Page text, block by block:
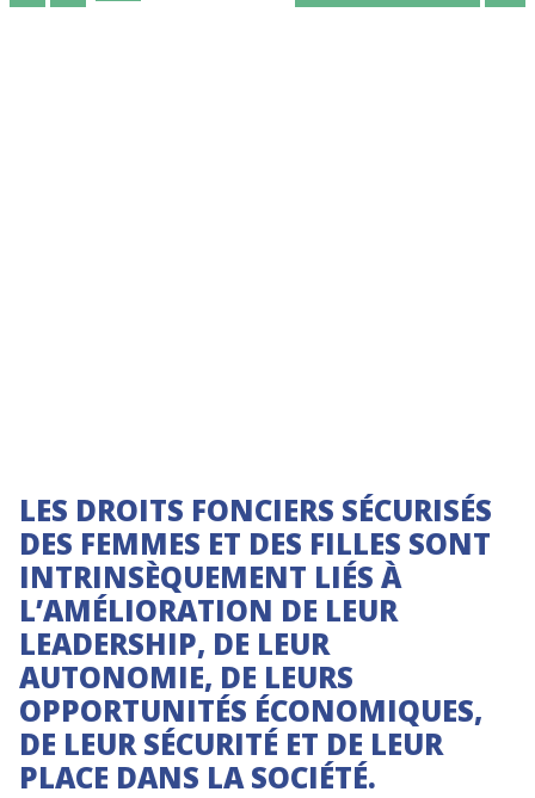
LES DROITS FONCIERS SÉCURISÉS
DES FEMMES ET DES FILLES SONT
INTRINSÈQUEMENT LIÉS À
L’AMÉLIORATION DE LEUR
LEADERSHIP, DE LEUR
AUTONOMIE, DE LEURS
OPPORTUNITÉS ÉCONOMIQUES,
DE LEUR SÉCURITÉ ET DE LEUR
PLACE DANS LA SOCIÉTÉ.